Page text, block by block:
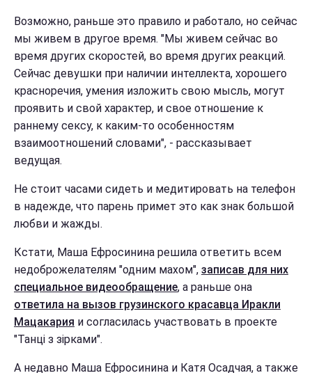
Возможно, раньше это правило и работало, но сейчас
мы живем в другое время. "Мы живем сейчас во
время других скоростей, во время других реакций.
Сейчас девушки при наличии интеллекта, хорошего
красноречия, умения изложить свою мысль, могут
проявить и свой характер, и свое отношение к
раннему сексу, к каким-то особенностям
взаимоотношений словами", - рассказывает
ведущая.
Не стоит часами сидеть и медитировать на телефон
в надежде, что парень примет это как знак большой
любви и жажды.
Кстати, Маша Ефросинина решила ответить всем
недоброжелателям "одним махом", записав для них
специальное видеообращение, а раньше она
ответила на вызов грузинского красавца Иракли
Мацакария и согласилась участвовать в проекте
"Танці з зірками".
А недавно Маша Ефросинина и Катя Осадчая, а также